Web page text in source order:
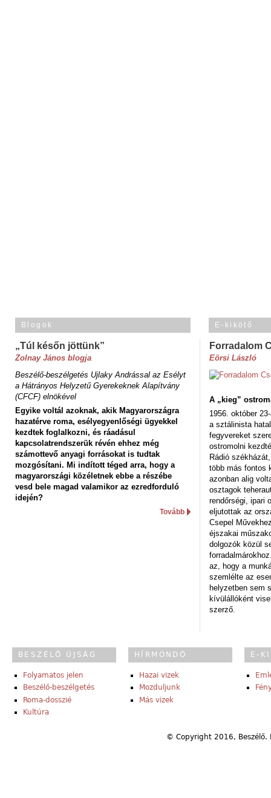
Blogok
„Túl későn jöttünk”
Zolnay János blogja
Beszélő-beszélgetés Ujlaky Andrással az Esélyt
a Hátrányos Helyzetű Gyerekeknek Alapítvány
(CFCF) elnökével
Egyike voltál azoknak, akik Magyarországra
hazatérve roma, esélyegyenlőségi ügyekkel
kezdtek foglalkozni, és ráadásul
kapcsolatrendszerük révén ehhez még
számottevő anyagi forrásokat is tudtak
mozgósítani. Mi indított téged arra, hogy a
magyarországi közéletnek ebbe a részébe
vesd bele magad valamikor az ezredforduló
idején?
Tovább
E-kikötő
Forradalom
Eörsi László
A „kieg”
1956. október
a sztálinista
fegyvereket
ostromolni
Rádió
több más fontos
azonban alig
osztagok
rendőrségi, ipari
eljutottak az
Csepel
éjszakai
dolgozók közül
az, hogy a
szemlélte az
helyzetben sem
kívülállóként
szerző.
BESZÉLŐ ÚJSÁG
Folyamatos jelen
Beszélő-beszélgetés
Roma-dosszié
Kultúra
HÍRMONDÓ
Hazai vizek
Mozduljunk
Más vizek
E-
© Copyright 2016,